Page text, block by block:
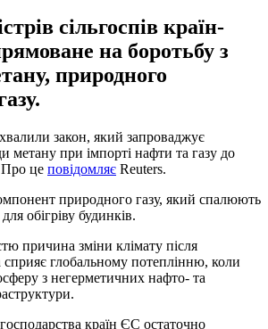
сільгоспів країн-
на боротьбу з
природного
закон, який запроваджує
метану при імпорті нафти та газу до
Про це повідомляє Reuters.
природного газу, який спалюють
обігріву будинків.
причина зміни клімату після
сприяє глобальному потеплінню, коли
з негерметичних нафто- та
країн ЄС остаточно